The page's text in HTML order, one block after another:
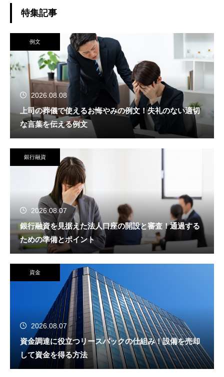
特集記事
例文
2026.08.08
上司の葬儀で使えるお悔やみの例文！失礼のない適切
な言葉を伝える例文
銀行融資
2026.08.07
銀行融資を見据えた法人口座の開設と審査！通過する
ための準備とポイント
資金
2026.08.07
資金調達に役立つリースバックの仕組み！設備を売却
して資金を得る方法